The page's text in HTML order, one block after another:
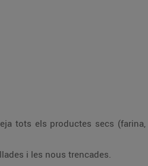
tots els productes secs (farina,
i les nous trencades.